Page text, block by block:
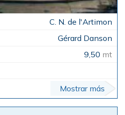
C. N. de l'Artimon
Gérard Danson
9,50 mt
Mostrar más